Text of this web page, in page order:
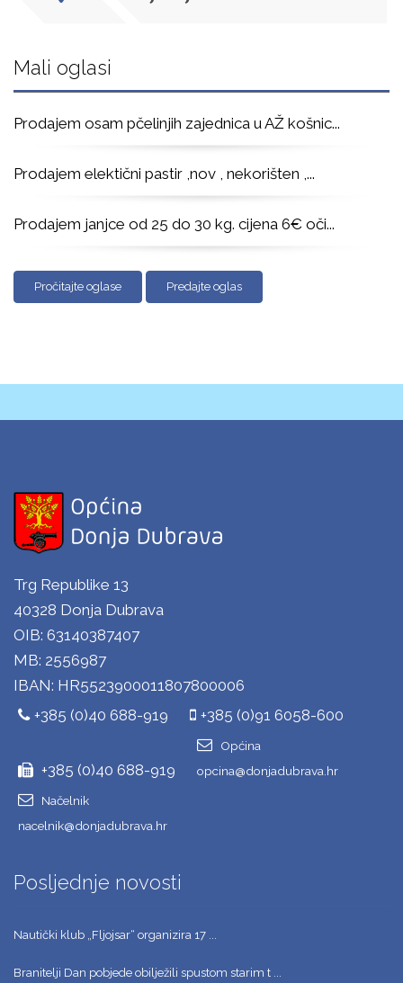
Mali oglasi
Prodajem osam pčelinjih zajednica u AŽ košnic...
Prodajem elektični pastir ,nov , nekorišten , ...
Prodajem janjce od 25 do 30 kg. cijena 6€ oči...
Pročitajte oglase Predajte oglas
Trg Republike 13
40328 Donja Dubrava
OIB: 63140387407
MB: 2556987
IBAN: HR5523900011807800006
+385 (0)40 688-919
+385 (0)91 6058-600
+385 (0)40 688-919
Općina
opcina@donjadubrava.hr
Načelnik
nacelnik@donjadubrava.hr
Posljednje novosti
Nautički klub „Fljojsar“ organizira 17 ...
Branitelji Dan pobjede obilježili spustom starim t ...